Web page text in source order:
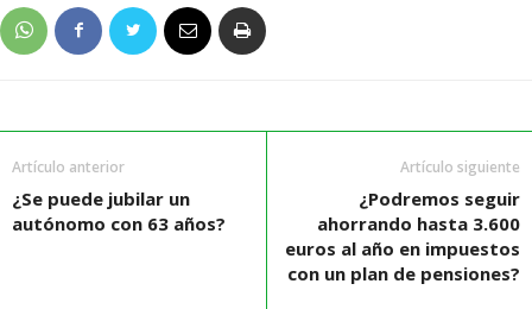
Artículo anterior
¿Se puede jubilar un
autónomo con 63 años?
Artículo siguiente
¿Podremos seguir
ahorrando hasta 3.600
euros al año en impuestos
con un plan de pensiones?